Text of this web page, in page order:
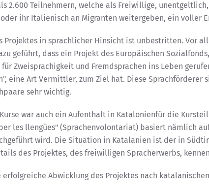
2.600 Teilnehmern, welche als Freiwillige,
ihr Italienisch an Migranten weitergeben, ein voller
Projektes in sprachlicher Hinsicht ist unbestritten. Vor
geführt, dass ein Projekt des Europäischen
Zweisprachigkeit und Fremdsprachen ins Leben
eine Art Vermittler, zum Ziel hat. Diese Sprachförderer
sehr wichtig.
war auch ein Aufenthalt in Katalonienfür die
les llengües" (Sprachenvolontariat) basiert nämlich
wird. Die Situation in Katalanien ist der in
des Projektes, des freiwilligen Spracherwerbs,
Abwicklung des Projektes nach